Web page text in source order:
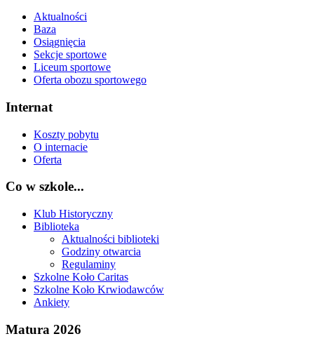
Aktualności
Baza
Osiągnięcia
Sekcje sportowe
Liceum sportowe
Oferta obozu sportowego
Internat
Koszty pobytu
O internacie
Oferta
Co w szkole...
Klub Historyczny
Biblioteka
Aktualności biblioteki
Godziny otwarcia
Regulaminy
Szkolne Koło Caritas
Szkolne Koło Krwiodawców
Ankiety
Matura 2026